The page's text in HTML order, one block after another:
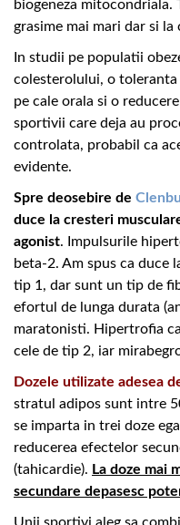
biogeneza mitocondriala.
grasime mai mari dar si
In studii pe populatii
colesterolului, o
pe cale orala si o
sportivii care deja au
controlata, probabil ca
evidente.
Spre deosebire de
duce la cresteri
agonist. Impulsurile
beta-2. Am spus ca duce
tip 1, dar sunt un tip de
efortul de lunga durata
maratonisti. Hipertrofia
cele de tip 2, iar
Dozele utilizate adesea
stratul adipos sunt intre
se imparta in trei doze
reducerea efectelor
(tahicardie). La doze mai
secundare depasesc